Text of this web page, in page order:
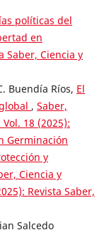
políticas del
en
Saber, Ciencia y
Buendía Ríos, El
, Saber,
18 (2025):
Germinación
y
Ciencia y
Revista Saber,
Salcedo